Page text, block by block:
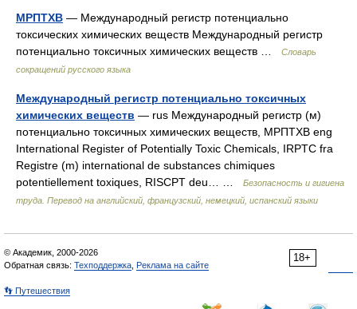
МРПТХВ — Международный регистр потенциально
токсических химических веществ Международный регистр
потенциально токсичных химических веществ …
Словарь
сокращений русского языка
Международный регистр потенциально токсичных
химических веществ — rus Международный регистр (м)
потенциально токсичных химических веществ, МРПТХВ eng
International Register of Potentially Toxic Chemicals, IRPTC fra
Registre (m) international de substances chimiques
potentiellement toxiques, RISCPT deu… …
Безопасность и гигиена
труда. Перевод на английский, французский, немецкий, испанский языки
18+
© Академик, 2000-2026
Обратная связь: Техподдержка Реклама на сайте
👣 Путешествия